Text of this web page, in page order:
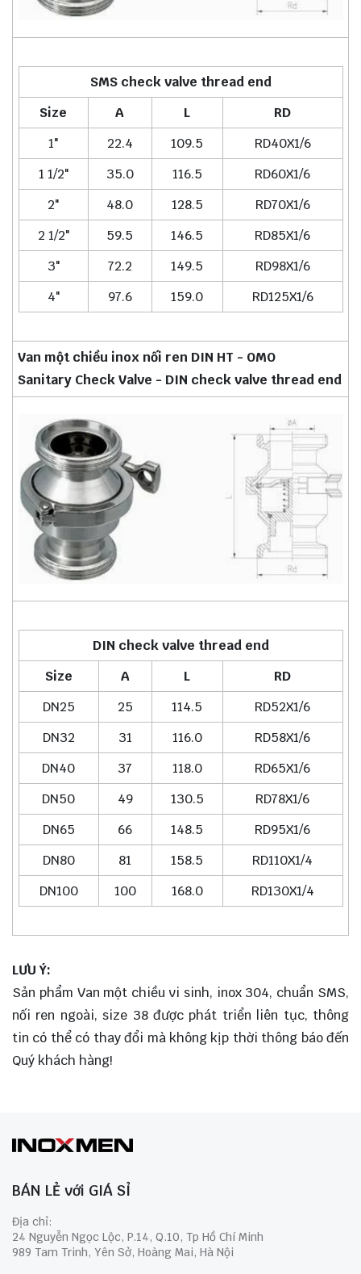
SMS check valve thread end
Size
A L
RD
1"
22.4 109.5
RD40X1/6
1 1/2"
35.0 116.5
RD60X1/6
2"
48.0 128.5
RD70X1/6
2 1/2"
59.5 146.5
RD85X1/6
3"
72.2 149.5
RD98X1/6
4"
97.6 159.0 RD125X1/6
Van một chiều inox nối ren DIN HT - OMO
Sanitary Check Valve - DIN check valve thread end
DIN check valve thread end
Size
A L
RD
DN25
25 114.5
RD52X1/6
DN32
31 116.0
RD58X1/6
DN40
37 118.0
RD65X1/6
DN50
49 130.5
RD78X1/6
DN65
66 148.5
RD95X1/6
DN80
81 158.5
RD110X1/4
DN100
100 168.0 RD130X1/4
LƯU Ý:
Sản phẩm Van một chiều vi sinh, inox 304, chuẩn SMS,
nối ren ngoài, size 38 được phát triển liên tục, thông
tin có thể có thay đổi mà không kịp thời thông báo đến
Quý khách hàng!
BÁN LẺ với GIÁ SỈ
Địa chỉ:
24 Nguyễn Ngọc Lộc, P.14, Q.10, Tp Hồ Chí Minh
989 Tam Trinh, Yên Sở, Hoàng Mai, Hà Nội